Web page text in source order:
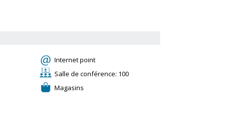
Internet point
Salle de conférence: 100
Magasins